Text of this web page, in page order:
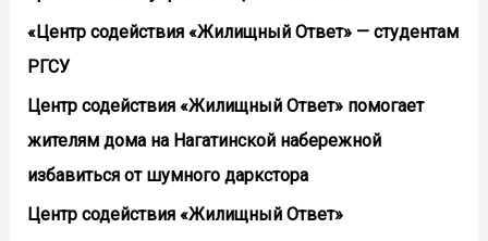
«Центр содействия «Жилищный Ответ» — студентам
РГСУ
Центр содействия «Жилищный Ответ» помогает
жителям дома на Нагатинской набережной
избавиться от шумного даркстора
Центр содействия «Жилищный Ответ»